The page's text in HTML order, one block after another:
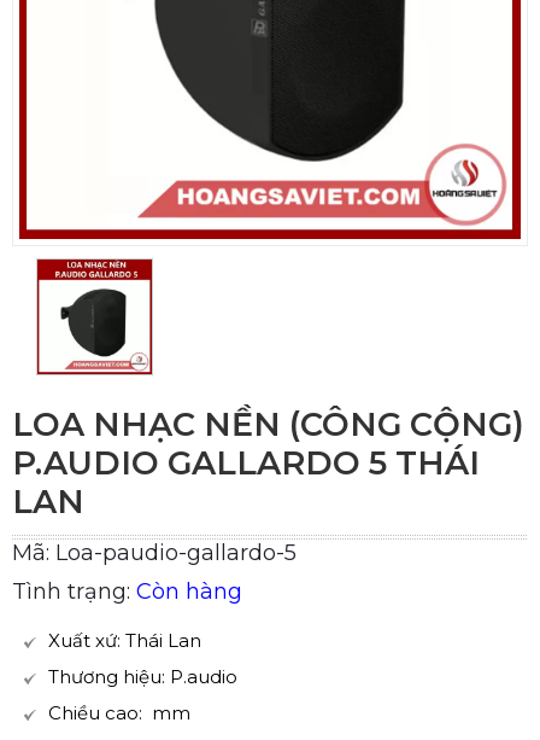
LOA NHẠC NỀN (CÔNG CỘNG)
P.AUDIO GALLARDO 5 THÁI
LAN
Mã: Loa-paudio-gallardo-5
Tình trạng: Còn hàng
Xuất xứ: Thái Lan
Thương hiệu: P.audio
Chiều cao: mm